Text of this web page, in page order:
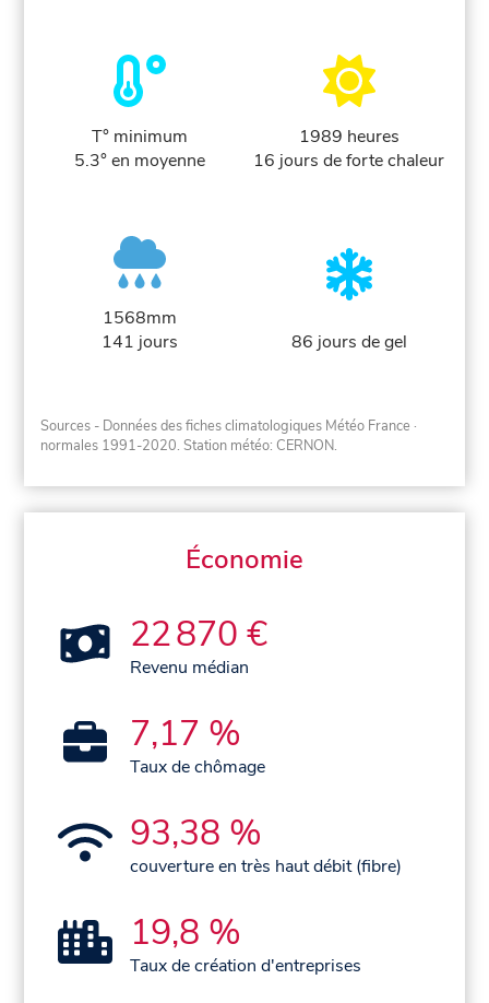
T° minimum
5.3° en moyenne
1989 heures
16 jours de forte chaleur
1568mm
141 jours
86 jours de gel
Sources - Données des fiches climatologiques Météo France ·
normales 1991-2020. Station météo: CERNON.
Économie
22 870 €
Revenu médian
7,17 %
Taux de chômage
93,38 %
couverture en très haut débit (fibre)
19,8 %
Taux de création d'entreprises